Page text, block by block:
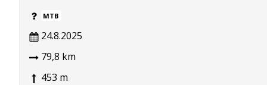
MTB
24.8.2025
79,8 km
453 m